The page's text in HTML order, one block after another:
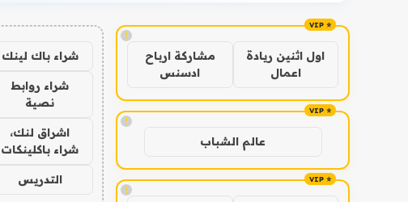
!
اول اثنين ريادة
اعمال
مشاركة ارباح
ادسنس
!
عالم الشباب
!
شراء باك لينك
شراء روابط
نصية
اشراق لنك،
شراء باكلينكات
التدريس